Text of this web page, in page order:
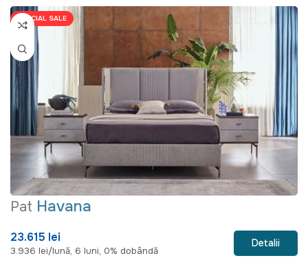
SPECIAL SALE
Pat Havana
23.615 lei
3.936 lei/lună, 6 luni, 0% dobândă
Detalii